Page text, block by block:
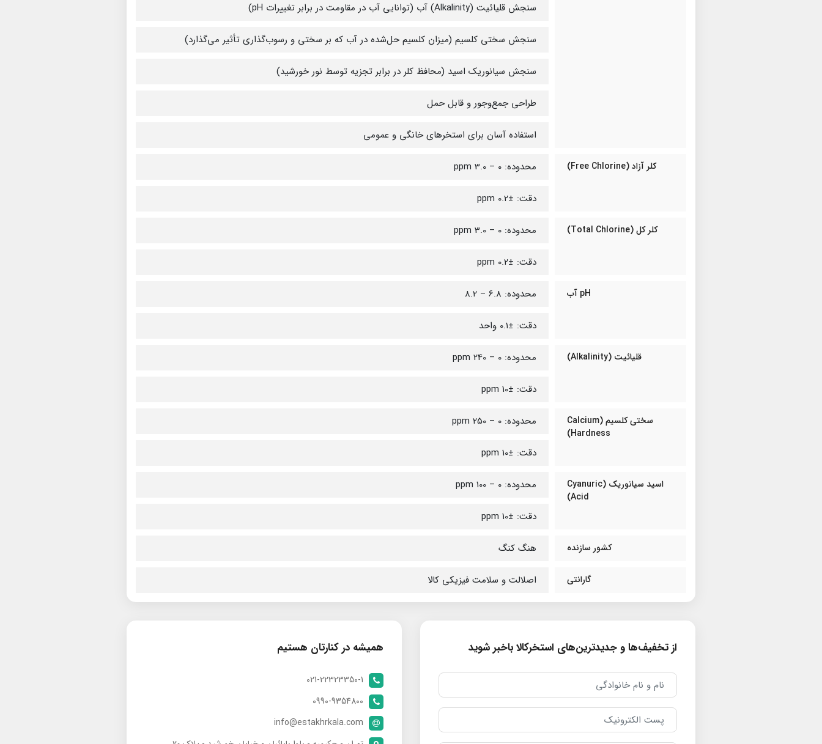
سنجش قلیائیت (Alkalinity) آب (توانایی آب در مقاومت در برابر تغییرات pH)
سنجش سختی کلسیم (میزان کلسیم حل‌شده در آب که بر سختی و رسوب‌گذاری تأثیر می‌گذارد)
سنجش سیانوریک اسید (محافظ کلر در برابر تجزیه توسط نور خورشید)
طراحی جمع‌وجور و قابل حمل
استفاده آسان برای استخرهای خانگی و عمومی
کلر آزاد (Free Chlorine) محدوده: 0 – 3.0 ppm
دقت: ±0.2 ppm
کلر کل (Total Chlorine) محدوده: 0 – 3.0 ppm
دقت: ±0.2 ppm
pH آب محدوده: 6.8 – 8.2
دقت: ±0.1 واحد
قلیائیت (Alkalinity) محدوده: 0 – 240 ppm
دقت: ±10 ppm
سختی کلسیم (Calcium
Hardness)
محدوده: 0 – 250 ppm
دقت: ±10 ppm
اسید سیانوریک (Cyanuric
Acid)
محدوده: 0 – 100 ppm
دقت: ±10 ppm
کشور سازنده هنگ کنگ
گارانتی اصلالت و سلامت فیزیکی کالا
از تخفیف‌ها و جدیدترین‌های استخرکالا باخبر شوید همیشه در کنارتان هستیم
021-22323350-1
0990-9354800
info@estakhrkala.com